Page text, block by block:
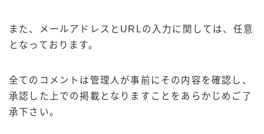
また、メールアドレスとURLの入力に関しては、任意
となっております。
全てのコメントは管理人が事前にその内容を確認し、
承認した上での掲載となりますことをあらかじめご了
承下さい。